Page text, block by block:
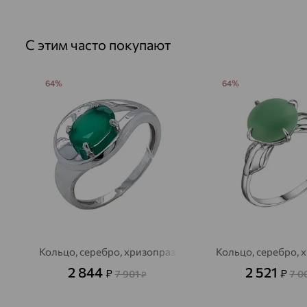
С этим часто покупают
Кольцо, серебро, хризопраз
2 844 ₽ 7 901₽
64%
Кольцо, серебро,
2 521 ₽ 7
64%